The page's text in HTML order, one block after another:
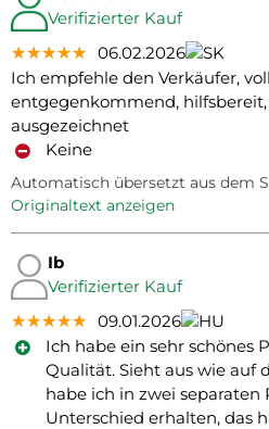
Verifizierter Kauf
★★★★★
★★★★★
★★★★★ 06.02.2026
Ich empfehle den Verkäufer,
entgegenkommend,
ausgezeichnet
Keine
Automatisch übersetzt aus dem
Originaltext anzeigen
Ib
Verifizierter Kauf
★★★★★
★★★★★
★★★★★ 09.01.2026
Ich habe ein sehr schönes
Qualität. Sieht aus wie auf
habe ich in zwei separaten
Unterschied erhalten, das